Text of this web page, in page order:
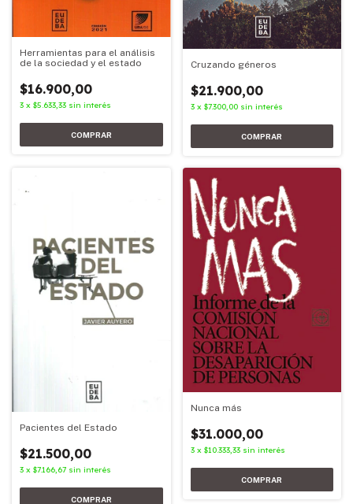
Herramientas para el análisis
de la sociedad y el estado
$16.900,00
3 x $5.633,33 sin interés
Cruzando géneros
$21.900,00
3 x $7.300,00 sin interés
Pacientes del Estado
$21.500,00
3 x $7.166,67 sin interés
Nunca más
$31.000,00
3 x $10.333,33 sin interés